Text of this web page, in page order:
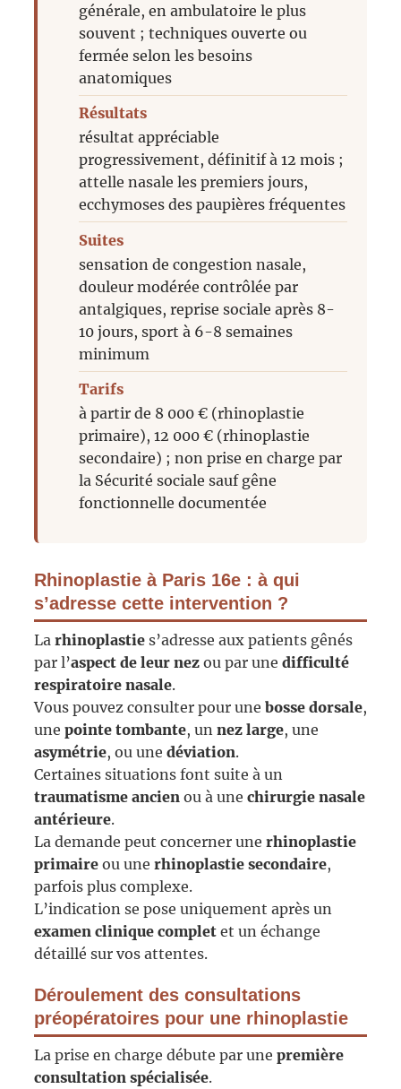
générale, en ambulatoire le plus
souvent ; techniques ouverte ou
fermée selon les besoins
anatomiques
Résultats
résultat appréciable
progressivement, définitif à 12 mois ;
attelle nasale les premiers jours,
ecchymoses des paupières fréquentes
Suites
sensation de congestion nasale,
douleur modérée contrôlée par
antalgiques, reprise sociale après 8-
10 jours, sport à 6-8 semaines
minimum
Tarifs
à partir de 8 000 € (rhinoplastie
primaire), 12 000 € (rhinoplastie
secondaire) ; non prise en charge par
la Sécurité sociale sauf gêne
fonctionnelle documentée
Rhinoplastie à Paris 16e : à qui
s’adresse cette intervention ?
La rhinoplasties’adresse aux patients gênés
par l’aspect de leur nezou par une difficulté
respiratoire nasale.
Vous pouvez consulter pour une bosse dorsale,
une pointe tombante, un nez large, une
asymétrie, ou une déviation.
Certaines situations font suite à un
traumatisme ancienou à une chirurgie nasale
antérieure.
La demande peut concerner une rhinoplastie
primaireou une rhinoplastie secondaire,
parfois plus complexe.
L’indication se pose uniquement après un
examen clinique completet un échange
détaillé sur vos attentes.
Déroulement des consultations
préopératoires pour une rhinoplastie
La prise en charge débute par une première
consultation spécialisée.